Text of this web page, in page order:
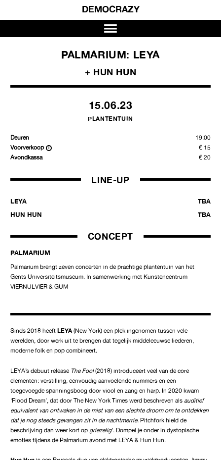
DEMOCRAZY
Sinds 2018 heeft LEYA (New York) een plek ingenomen tussen vele
werelden, door werk uit te brengen dat tegelijk middeleeuwse liederen,
moderne folk en pop combineert.
LEYA’s debuut release The Fool(2018) introduceert veel van de core
elementen: verstilling, eenvoudig aanvoelende nummers en een
toegevoegde spanningsboog door viool en zang en harp. In 2020 kwam
‘Flood Dream’, dat door The New York Times werd beschreven als auditief
equivalent van ontwaken in de mist van een slechte droom om te ontdekken
dat je nog steeds gevangen zit in de nachtmerrie. Pitchfork hield de
beschrijving dan weer kort op griezelig’. Dompel je onder in dystopische
emoties tijdens de Palmarium avond met LEYA & Hun Hun.
PALMARIUM: LEYA
+ HUN HUN
15.06.23
PLANTENTUIN
Deuren
19:00
Voorverkoop
€ 15
Avondkassa
€ 20
LINE-UP
LEYA
TBA
HUN HUN
TBA
CONCEPT
PALMARIUM
Palmarium brengt zeven concerten in de prachtige plantentuin van het
Gents Universiteitsmuseum. In samenwerking met Kunstencentrum
VIERNULVIER & GUM